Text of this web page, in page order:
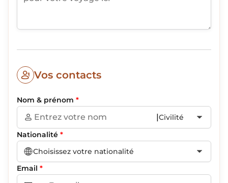
Vos contacts
Nom & prénom *
|Civilité
Nationalité *
Choisissez votre nationalité
Email *